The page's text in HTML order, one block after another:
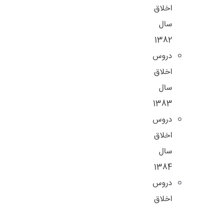
اخلاق
سال
1382
دروس
اخلاق
سال
1383
دروس
اخلاق
سال
1384
دروس
اخلاق